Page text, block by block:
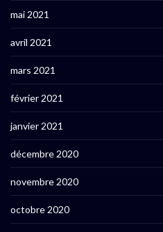
mai 2021
avril 2021
mars 2021
février 2021
janvier 2021
décembre 2020
novembre 2020
octobre 2020